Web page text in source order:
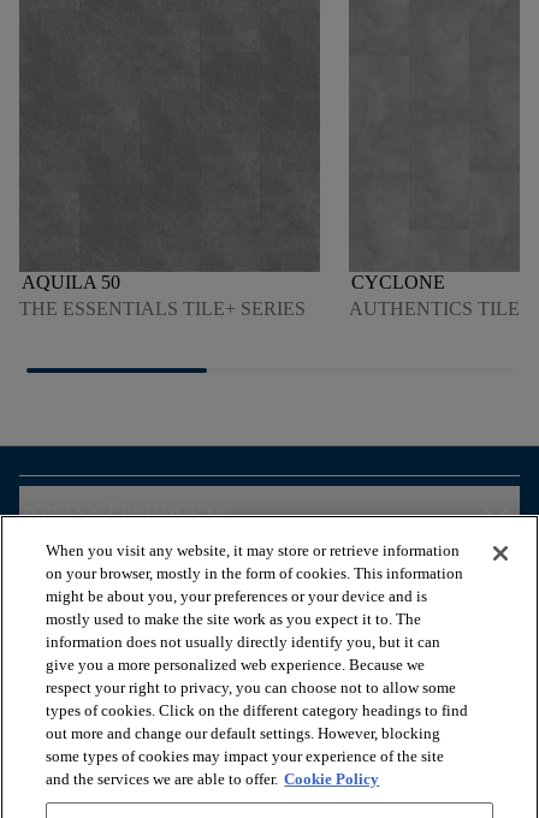
AQUILA 50
THE ESSENTIALS TILE+ SERIES
CYCLONE
AUTHENTICS TILE
ZOBRAZIŤ PRODUKTY arrow_forward_ios
ZOBRAZIŤ ZDROJE
OUR SERVICES
O NÁS
When you visit any website, it may store or retrieve information
on your browser, mostly in the form of cookies. This information
might be about you, your preferences or your device and is
mostly used to make the site work as you expect it to. The
information does not usually directly identify you, but it can
give you a more personalized web experience. Because we
respect your right to privacy, you can choose not to allow some
types of cookies. Click on the different category headings to find
out more and change our default settings. However, blocking
some types of cookies may impact your experience of the site
and the services we are able to offer. Cookie Policy